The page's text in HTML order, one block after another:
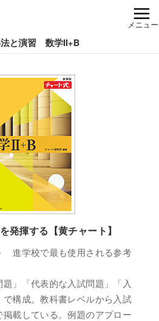
メニュー
と演習 数学II+B
発揮する【黄チャート】
進学校で最も使用される参考
」「代表的な入試問題」「入
構成。教科書レベルから入試
載している。例題のアプロー